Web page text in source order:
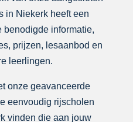
in Niekerk heeft een
benodigde informatie,
prijzen, lesaanbod en
leerlingen.
onze geavanceerde
eenvoudig rijscholen
vinden die aan jouw